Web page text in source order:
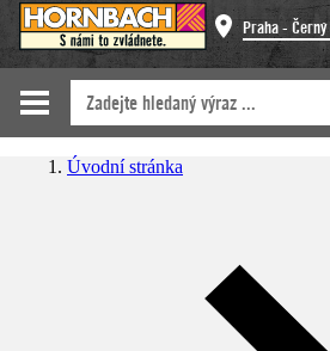
Praha - Černý
Úvodní stránka